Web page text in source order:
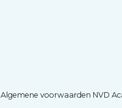
Algemene voorwaarden NVD